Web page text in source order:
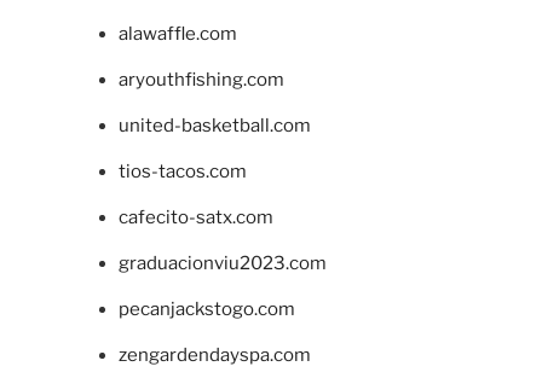
alawaffle.com
aryouthfishing.com
united-basketball.com
tios-tacos.com
cafecito-satx.com
graduacionviu2023.com
pecanjackstogo.com
zengardendayspa.com